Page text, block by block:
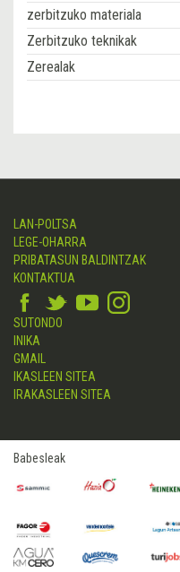
zerbitzuko materiala
Zerbitzuko teknikak
Zerealak
LAN-POLTSA
LEGE-OHARRA
PRIBATASUN BALDINTZAK
KONTAKTUA
SUTONDO
INIKA
GMAIL
IKASLEEN SITEA
IRAKASLEEN SITEA
Babesleak